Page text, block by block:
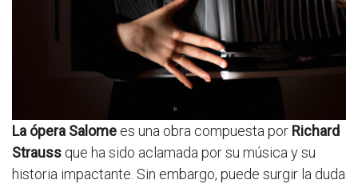
La ópera Salome es una obra compuesta por Richard
Strauss que ha sido aclamada por su música y su
historia impactante. Sin embargo, puede surgir la duda